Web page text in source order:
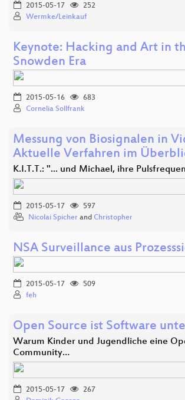
2015-05-17
252
Wermke/Leinkauf
Keynote: Hacking and Art in
Snowden Era
2015-05-16
683
Cornelia Sollfrank
Messung von Biosignalen in
Aktuelle Verfahren im
K.I.T.T.: "... und Michael, ihre
2015-05-17
597
Nicolai Spicher and Christopher
NSA Surveillance aus
2015-05-17
509
feh
Open Source ist Software
Warum Kinder und Jugendliche eine
Community…
2015-05-17
267